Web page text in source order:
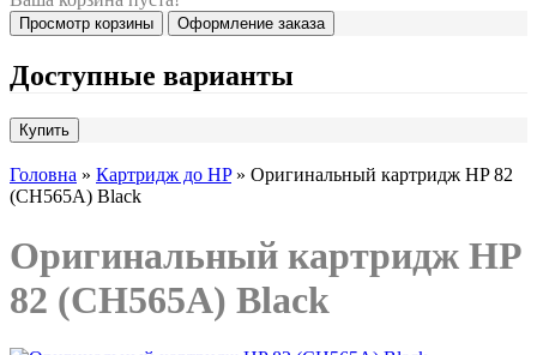
Просмотр корзины Оформление заказа
Доступные варианты
Головна » Картридж до HP» Оригинальный картридж HP 82
(CH565A) Black
Оригинальный картридж HP
82 (CH565A) Black